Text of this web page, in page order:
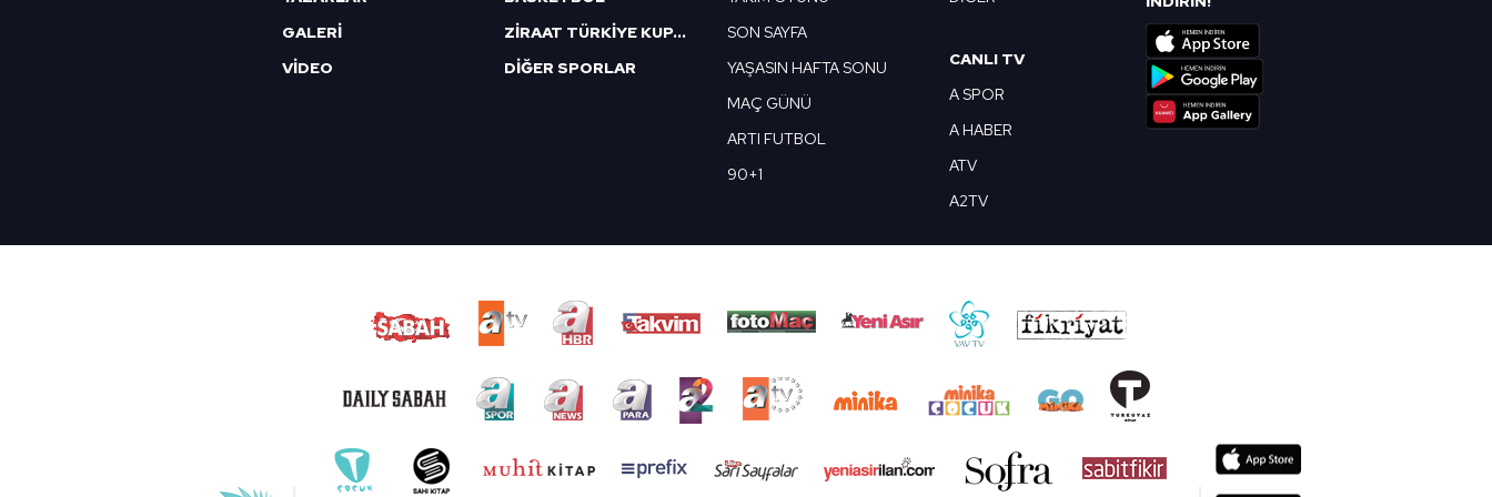
GALERİ
VİDEO
ZİRAAT TÜRKİYE KUPASI
DİĞER SPORLAR
SON SAYFA
YAŞASIN HAFTA SONU
MAÇ GÜNÜ
ARTI FUTBOL
90+1
CANLI TV
A SPOR
A HABER
ATV
A2TV